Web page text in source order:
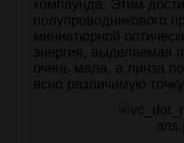
компаунда. Этим
полупроводникового
миниатюрной
энергия, выделяемая
очень мала, а линза
ясно различимую точку.